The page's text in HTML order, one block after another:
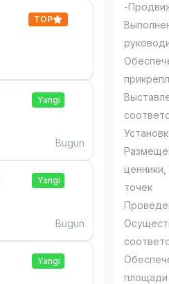
TOP
Yangi
Bugun
Yangi
Bugun
Yangi
-
точек
площади